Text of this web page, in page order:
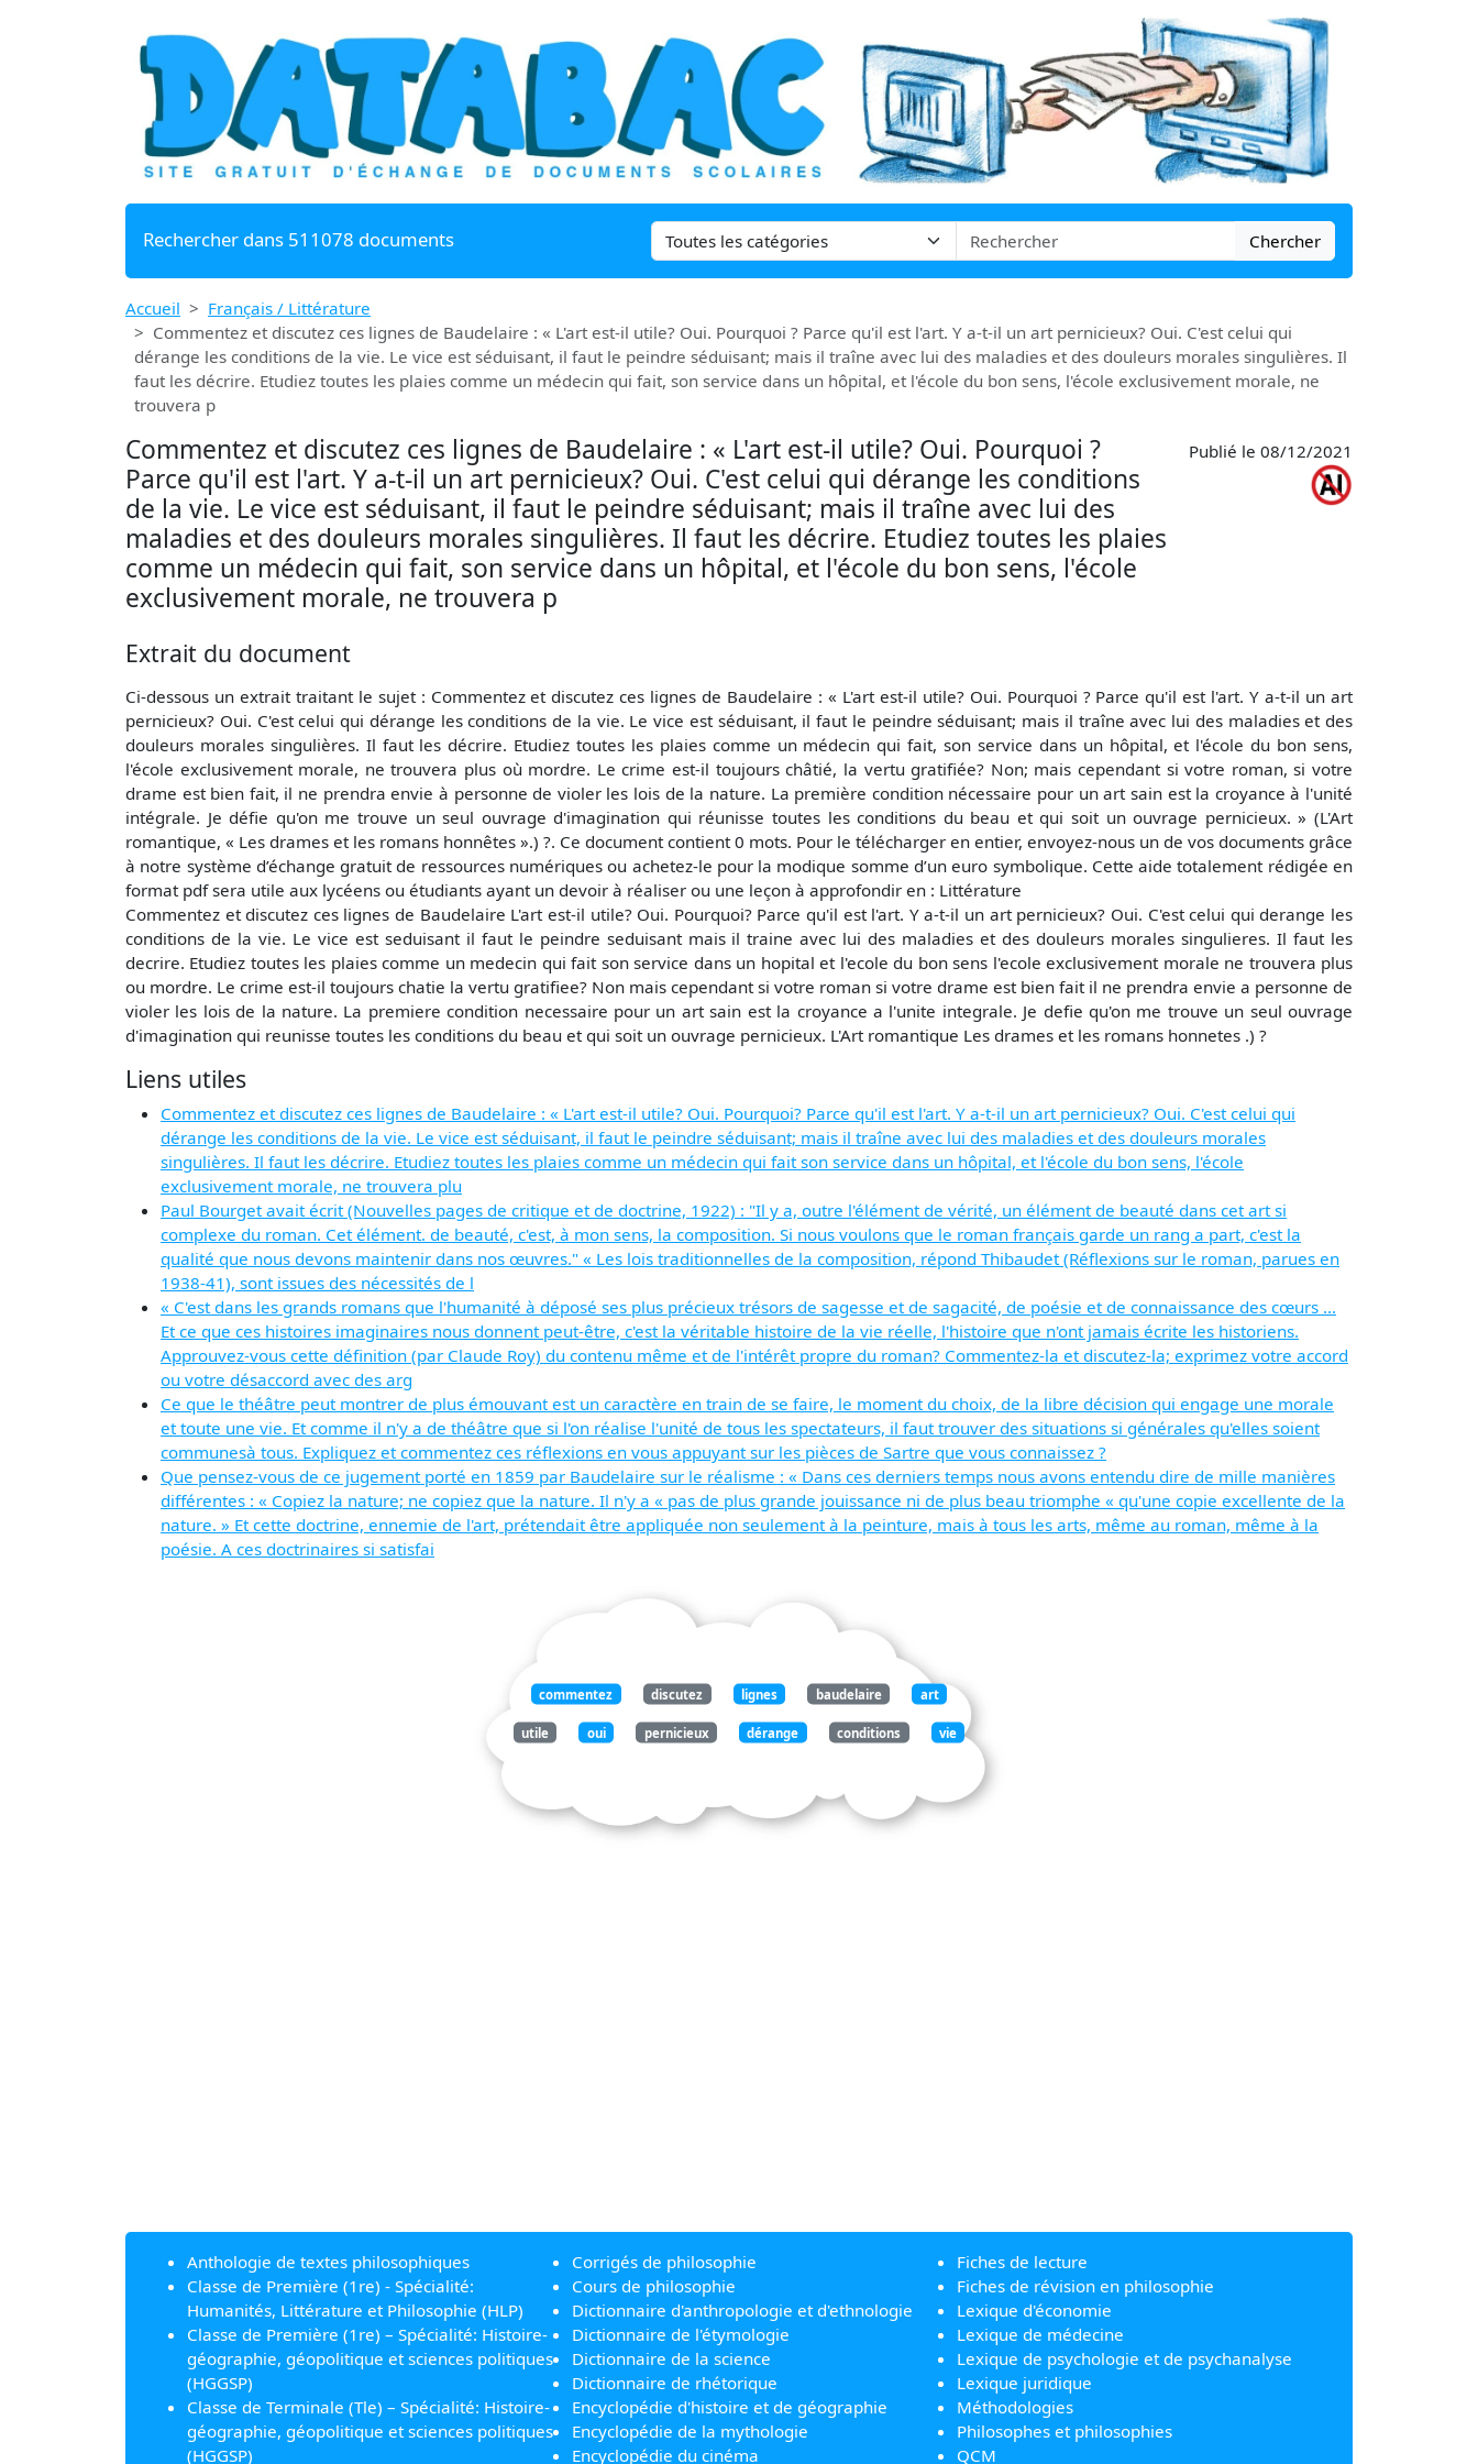
Rechercher dans 511078 documents Chercher
Accueil
Français / Littérature
Commentez et discutez ces lignes de Baudelaire : « L'art est-il utile? Oui. Pourquoi ? Parce qu'il est l'art. Y a-t-il un art pernicieux? Oui. C'est celui qui
dérange les conditions de la vie. Le vice est séduisant, il faut le peindre séduisant; mais il traîne avec lui des maladies et des douleurs morales singulières. Il
faut les décrire. Etudiez toutes les plaies comme un médecin qui fait, son service dans un hôpital, et l'école du bon sens, l'école exclusivement morale, ne
trouvera p
Commentez et discutez ces lignes de Baudelaire : « L'art est-il utile? Oui. Pourquoi ?
Parce qu'il est l'art. Y a-t-il un art pernicieux? Oui. C'est celui qui dérange les conditions
de la vie. Le vice est séduisant, il faut le peindre séduisant; mais il traîne avec lui des
maladies et des douleurs morales singulières. Il faut les décrire. Etudiez toutes les plaies
comme un médecin qui fait, son service dans un hôpital, et l'école du bon sens, l'école
exclusivement morale, ne trouvera p
Publié le 08/12/2021
Extrait du document
Ci-dessous un extrait traitant le sujet : Commentez et discutez ces lignes de Baudelaire : « L'art est-il utile? Oui. Pourquoi ? Parce qu'il est l'art. Y a-t-il un art
pernicieux? Oui. C'est celui qui dérange les conditions de la vie. Le vice est séduisant, il faut le peindre séduisant; mais il traîne avec lui des maladies et des
douleurs morales singulières. Il faut les décrire. Etudiez toutes les plaies comme un médecin qui fait, son service dans un hôpital, et l'école du bon sens,
l'école exclusivement morale, ne trouvera plus où mordre. Le crime est-il toujours châtié, la vertu gratifiée? Non; mais cependant si votre roman, si votre
drame est bien fait, il ne prendra envie à personne de violer les lois de la nature. La première condition nécessaire pour un art sain est la croyance à l'unité
intégrale. Je défie qu'on me trouve un seul ouvrage d'imagination qui réunisse toutes les conditions du beau et qui soit un ouvrage pernicieux. » (L'Art
romantique, « Les drames et les romans honnêtes ».) ?. Ce document contient 0 mots. Pour le télécharger en entier, envoyez-nous un de vos documents grâce
à notre système d’échange gratuit de ressources numériques ou achetez-le pour la modique somme d’un euro symbolique. Cette aide totalement rédigée en
format pdf sera utile aux lycéens ou étudiants ayant un devoir à réaliser ou une leçon à approfondir en : Littérature
Commentez et discutez ces lignes de Baudelaire L'art est-il utile? Oui. Pourquoi? Parce qu'il est l'art. Y a-t-il un art pernicieux? Oui. C'est celui qui derange les
conditions de la vie. Le vice est seduisant il faut le peindre seduisant mais il traine avec lui des maladies et des douleurs morales singulieres. Il faut les
decrire. Etudiez toutes les plaies comme un medecin qui fait son service dans un hopital et l'ecole du bon sens l'ecole exclusivement morale ne trouvera plus
ou mordre. Le crime est-il toujours chatie la vertu gratifiee? Non mais cependant si votre roman si votre drame est bien fait il ne prendra envie a personne de
violer les lois de la nature. La premiere condition necessaire pour un art sain est la croyance a l'unite integrale. Je defie qu'on me trouve un seul ouvrage
d'imagination qui reunisse toutes les conditions du beau et qui soit un ouvrage pernicieux. L'Art romantique Les drames et les romans honnetes .) ?
Liens utiles
Commentez et discutez ces lignes de Baudelaire : « L'art est-il utile? Oui. Pourquoi? Parce qu'il est l'art. Y a-t-il un art pernicieux? Oui. C'est celui qui
dérange les conditions de la vie. Le vice est séduisant, il faut le peindre séduisant; mais il traîne avec lui des maladies et des douleurs morales
singulières. Il faut les décrire. Etudiez toutes les plaies comme un médecin qui fait son service dans un hôpital, et l'école du bon sens, l'école
exclusivement morale, ne trouvera plu
Paul Bourget avait écrit (Nouvelles pages de critique et de doctrine, 1922) : "Il y a, outre l'élément de vérité, un élément de beauté dans cet art si
complexe du roman. Cet élément. de beauté, c'est, à mon sens, la composition. Si nous voulons que le roman français garde un rang a part, c'est la
qualité que nous devons maintenir dans nos œuvres." « Les lois traditionnelles de la composition, répond Thibaudet (Réflexions sur le roman, parues en
1938-41), sont issues des nécessités de l
« C'est dans les grands romans que l'humanité à déposé ses plus précieux trésors de sagesse et de sagacité, de poésie et de connaissance des cœurs ...
Et ce que ces histoires imaginaires nous donnent peut-être, c'est la véritable histoire de la vie réelle, l'histoire que n'ont jamais écrite les historiens.
Approuvez-vous cette définition (par Claude Roy) du contenu même et de l'intérêt propre du roman? Commentez-la et discutez-la; exprimez votre accord
ou votre désaccord avec des arg
Ce que le théâtre peut montrer de plus émouvant est un caractère en train de se faire, le moment du choix, de la libre décision qui engage une morale
et toute une vie. Et comme il n'y a de théâtre que si l'on réalise l'unité de tous les spectateurs, il faut trouver des situations si générales qu'elles soient
communesà tous. Expliquez et commentez ces réflexions en vous appuyant sur les pièces de Sartre que vous connaissez ?
Que pensez-vous de ce jugement porté en 1859 par Baudelaire sur le réalisme : « Dans ces derniers temps nous avons entendu dire de mille manières
différentes : « Copiez la nature; ne copiez que la nature. Il n'y a « pas de plus grande jouissance ni de plus beau triomphe « qu'une copie excellente de la
nature. » Et cette doctrine, ennemie de l'art, prétendait être appliquée non seulement à la peinture, mais à tous les arts, même au roman, même à la
poésie. A ces doctrinaires si satisfai
commentez discutez lignes baudelaire art
utile oui pernicieux dérange conditions vie
Anthologie de textes philosophiques
Classe de Première (1re) - Spécialité:
Humanités, Littérature et Philosophie (HLP)
Classe de Première (1re) – Spécialité: Histoire-
géographie, géopolitique et sciences politiques
(HGGSP)
Classe de Terminale (Tle) – Spécialité: Histoire-
géographie, géopolitique et sciences politiques
(HGGSP)
Corrigés de philosophie
Cours de philosophie
Dictionnaire d'anthropologie et d'ethnologie
Dictionnaire de l'étymologie
Dictionnaire de la science
Dictionnaire de rhétorique
Encyclopédie d'histoire et de géographie
Encyclopédie de la mythologie
Encyclopédie du cinéma
Fiches de lecture
Fiches de révision en philosophie
Lexique d'économie
Lexique de médecine
Lexique de psychologie et de psychanalyse
Lexique juridique
Méthodologies
Philosophes et philosophies
QCM